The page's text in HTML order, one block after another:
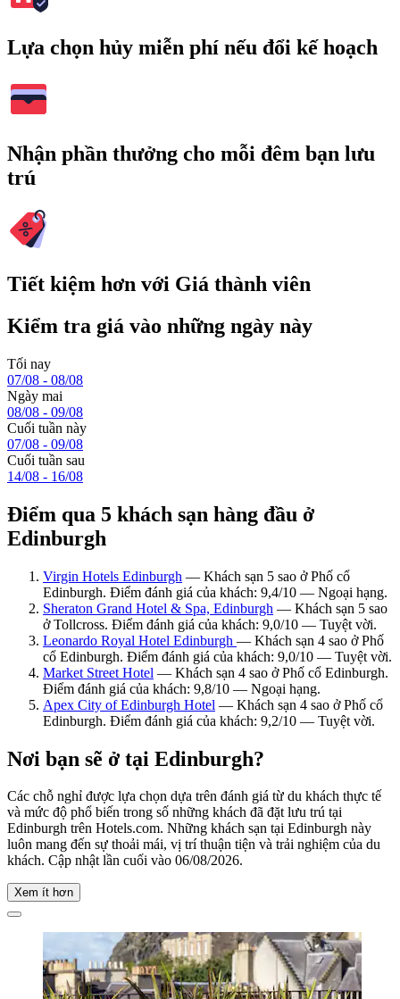
Lựa chọn hủy miễn phí nếu đổi kế hoạch
Nhận phần thưởng cho mỗi đêm bạn lưu
trú
Tiết kiệm hơn với Giá thành viên
Kiểm tra giá vào những ngày này
Tối nay
07/08 - 08/08
Ngày mai
08/08 - 09/08
Cuối tuần này
07/08 - 09/08
Cuối tuần sau
14/08 - 16/08
Điểm qua 5 khách sạn hàng đầu ở
Edinburgh
Virgin Hotels Edinburgh — Khách sạn 5 sao ở Phố cổ
Edinburgh. Điểm đánh giá của khách: 9,4/10 — Ngoại hạng.
Sheraton Grand Hotel & Spa, Edinburgh — Khách sạn 5 sao
ở Tollcross. Điểm đánh giá của khách: 9,0/10 — Tuyệt vời.
Leonardo Royal Hotel Edinburgh — Khách sạn 4 sao ở Phố
cổ Edinburgh. Điểm đánh giá của khách: 9,0/10 — Tuyệt vời.
Market Street Hotel — Khách sạn 4 sao ở Phố cổ Edinburgh.
Điểm đánh giá của khách: 9,8/10 — Ngoại hạng.
Apex City of Edinburgh Hotel — Khách sạn 4 sao ở Phố cổ
Edinburgh. Điểm đánh giá của khách: 9,2/10 — Tuyệt vời.
Nơi bạn sẽ ở tại Edinburgh?
Các chỗ nghỉ được lựa chọn dựa trên đánh giá từ du khách thực tế
và mức độ phổ biến trong số những khách đã đặt lưu trú tại
Edinburgh trên Hotels.com. Những khách sạn tại Edinburgh này
luôn mang đến sự thoải mái, vị trí thuận tiện và trải nghiệm của du
khách. Cập nhật lần cuối vào 06/08/2026.
Xem ít hơn